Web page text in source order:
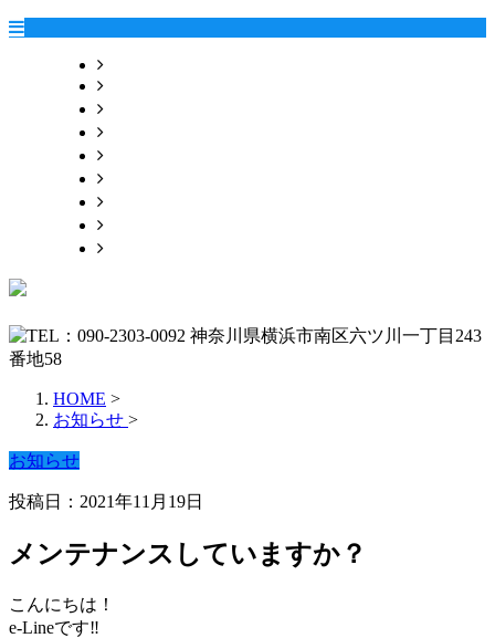
HOME >
お知らせ >
お知らせ
投稿日：2021年11月19日
メンテナンスしていますか？
こんにちは！
e-Lineです‼️